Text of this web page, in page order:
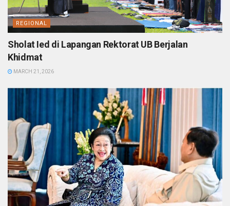
REGIONAL
Sholat Ied di Lapangan Rektorat UB Berjalan
Khidmat
MARCH 21, 2026